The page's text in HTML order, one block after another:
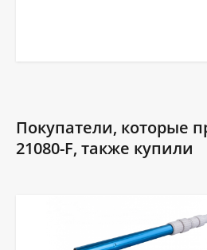
Покупатели, которые
21080-F, также купили